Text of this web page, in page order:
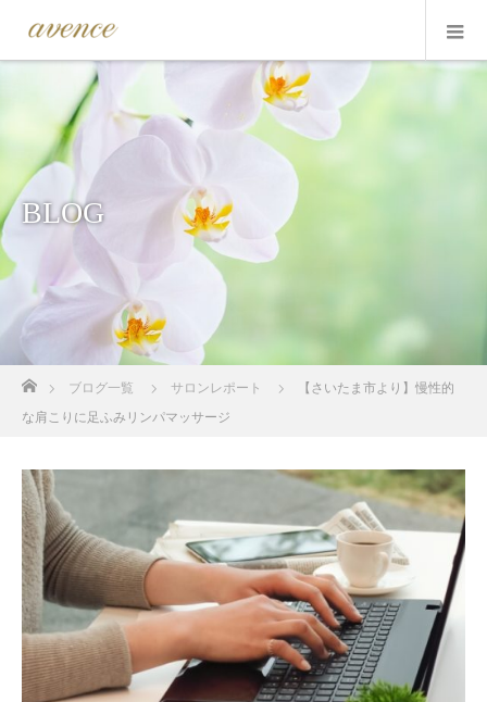
BLOG
ブログ一覧 サロンレポート
【さいたま市より】慢性的
な肩こりに足ふみリンパマッサージ